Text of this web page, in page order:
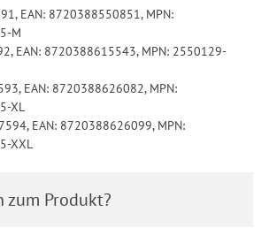
EAN: 8720388550851, MPN:
M
EAN: 8720388615543, MPN: 2550129-
EAN: 8720388626082, MPN:
XL
EAN: 8720388626099, MPN:
XXL
zum Produkt?